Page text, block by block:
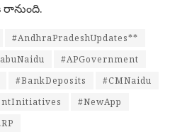
#AndhraPradeshUpdates**
#APGovernment
#BankDeposits
#CMNaidu
#NewApp